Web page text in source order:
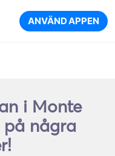
ANVÄND APPEN
i Monte
på några